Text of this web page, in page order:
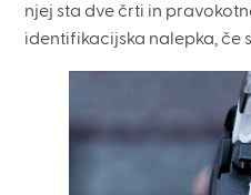
njej sta dve črti in
identifikacijska nalepka, če